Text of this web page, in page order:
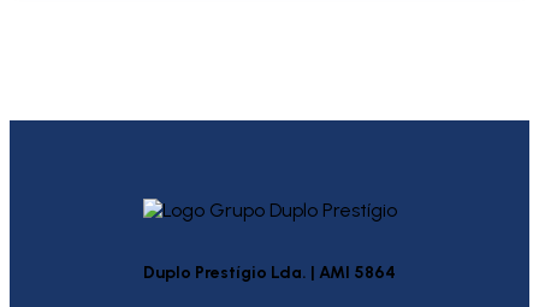
Duplo Prestígio Lda. | AMI 5864